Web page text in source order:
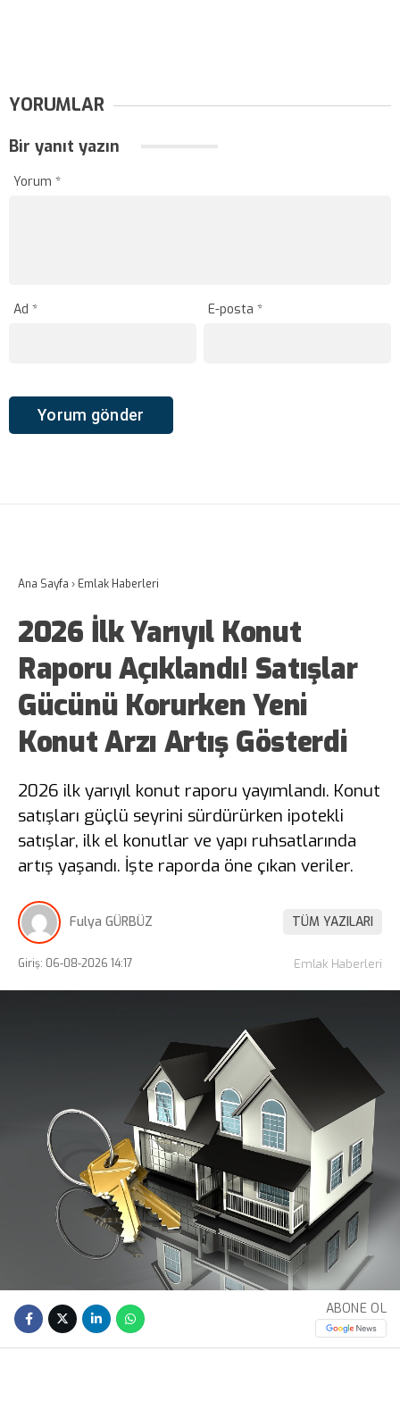
YORUMLAR
Bir yanıt yazın
Yorum *
Ad * E-posta*
Ana Sayfa › Emlak Haberleri
2026 İlk Yarıyıl Konut
Raporu Açıklandı! Satışlar
Gücünü Korurken Yeni
Konut Arzı Artış Gösterdi
2026 ilk yarıyıl konut raporu yayımlandı. Konut
satışları güçlü seyrini sürdürürken ipotekli
satışlar, ilk el konutlar ve yapı ruhsatlarında
artış yaşandı. İşte raporda öne çıkan veriler.
Fulya GÜRBÜZ TÜM YAZILARI
Giriş: 06-08-2026 14:17 Emlak Haberleri
ABONE OL